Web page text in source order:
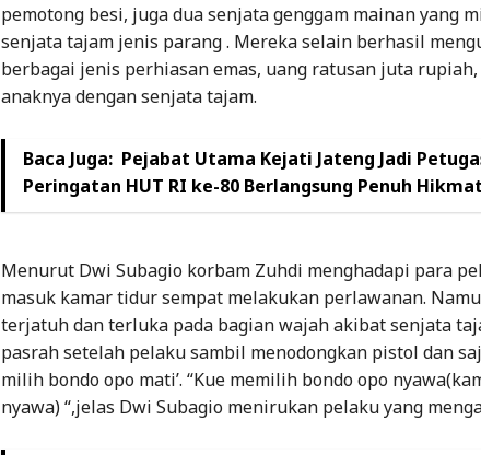
pemotong besi, juga dua senjata genggam mainan yang
senjata tajam jenis parang . Mereka selain berhasil
berbagai jenis perhiasan emas, uang ratusan juta
anaknya dengan senjata tajam.
Baca Juga: Pejabat Utama Kejati Jateng Jadi
Peringatan HUT RI ke-80 Berlangsung Penuh Hikmat
Menurut Dwi Subagio korbam Zuhdi menghadapi para
masuk kamar tidur sempat melakukan perlawanan.
terjatuh dan terluka pada bagian wajah akibat senjata
pasrah setelah pelaku sambil menodongkan pistol dan
milih bondo opo mati’. “Kue memilih bondo opo
nyawa) “,jelas Dwi Subagio menirukan pelaku yang